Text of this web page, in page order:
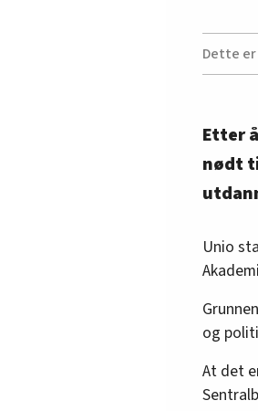
Dette
Etter
nødt
Unio
og
At det